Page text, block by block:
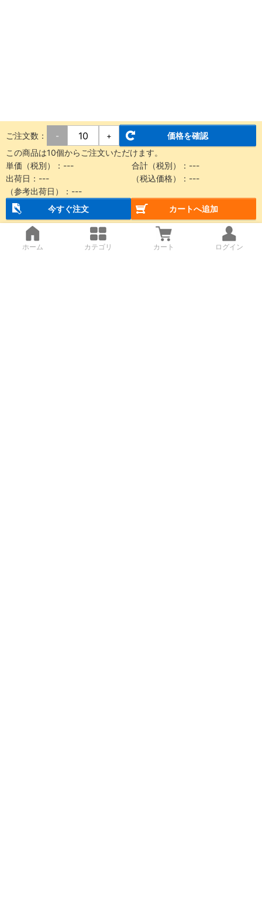
ご注文数： - +
価格を確認
この商品は10個からご注文いただけます。
単価（税別）： --- 合計（税別）： ---
出荷日： --- （税込価格）： ---
（参考出荷日）： ---
今すぐ注文
カートへ追加
ホーム カテゴリ カート ログイン